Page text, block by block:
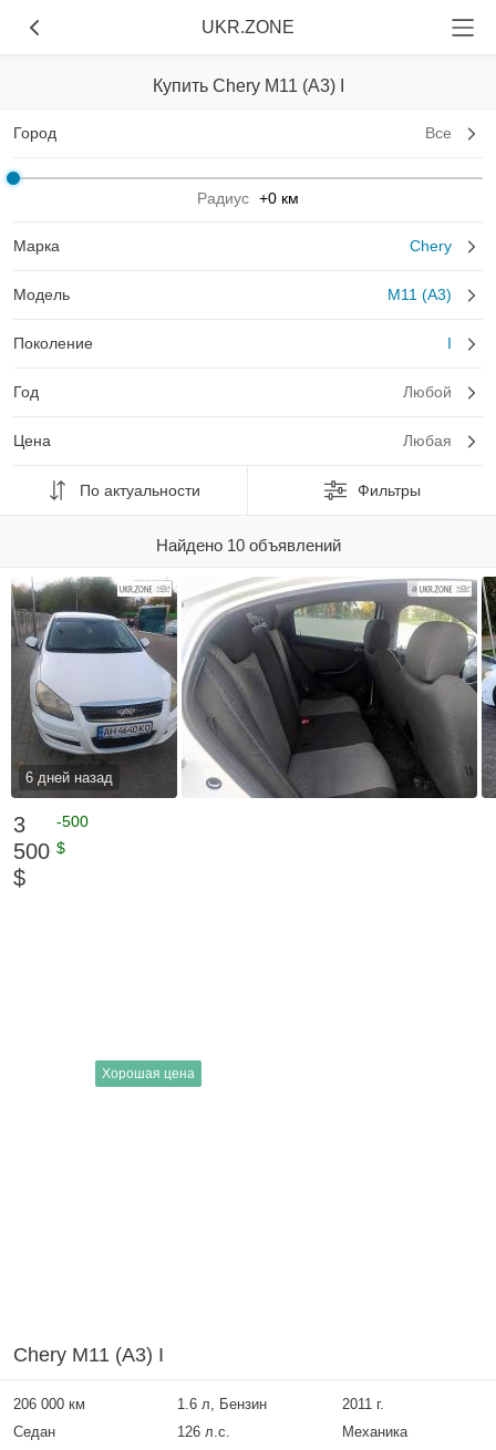
UKR.ZONE
Купить Chery M11 (A3) I
Город Все
Радиус +0 км
Марка Chery
Модель M11 (A3)
Поколение I
Год Любой
Цена Любая
По актуальности Фильтры
Найдено 10 объявлений
6 дней назад
3
500
$
-500
$
Хорошая цена
Chery M11 (A3) I
206 000 км 1.6 л, Бензин
2011 г.
Седан
126 л.с.
Механика